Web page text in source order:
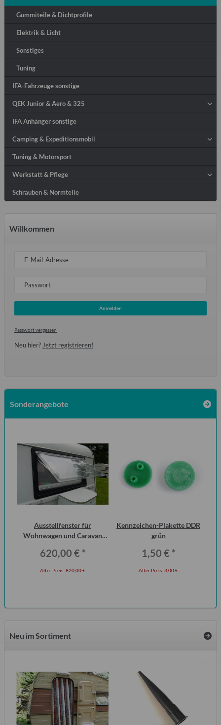
Gummiteile & Dichtprofile
Elektrik & Licht
Sonstiges
Tuning
IFA-Fahrzeuge sonstige
QEK Junior & Aero & 325
IFA Anhänger sonstige
Camping & Expeditionsmobil
Tuning & Motorsport
Werkstatt & Pflege
Schrauben & Normteile
Willkommen
E-Mail-Adresse
Passwort
Anmelden
Passwort vergessen
Neu hier? Jetzt registrieren!
Sonderangebote
Ausstellfenster für
Wohnwagen und Caravan
Seitz
620,00 € *
Alter Preis: 820,00 €
Kennzeichen-Plakette DDR
grün
1,50 € *
Alter Preis: 3,00 €
Neu im Sortiment